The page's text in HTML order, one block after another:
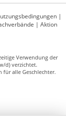
|
| Aktion
Verwendung der
d) verzichtet.
für alle Geschlechter.